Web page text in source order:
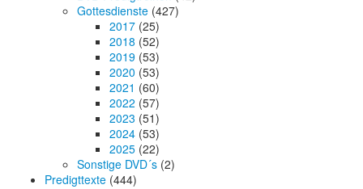
Gottesdienste (427)
2017 (25)
2018 (52)
2019 (53)
2020 (53)
2021 (60)
2022 (57)
2023 (51)
2024 (53)
2025 (22)
Sonstige DVD´s (2)
Predigttexte (444)